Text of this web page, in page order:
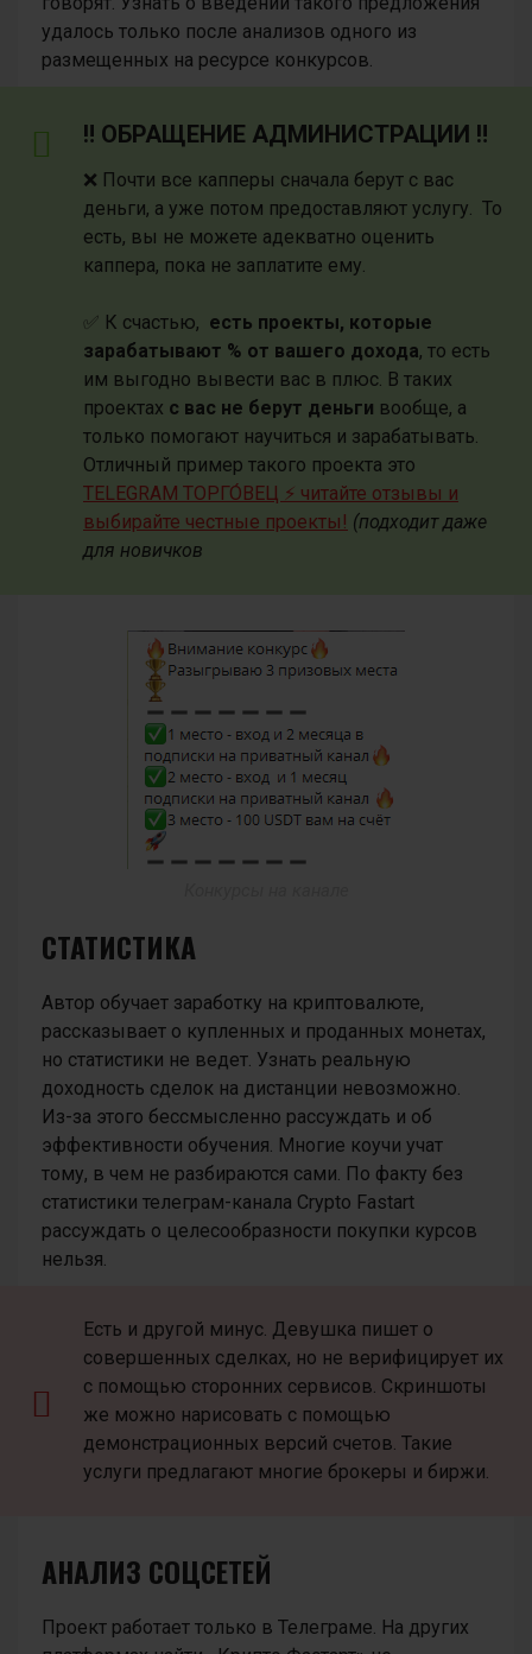
удалось только после анализов одного из
размещенных на ресурсе конкурсов.
‼️ ОБРАЩЕНИЕ АДМИНИСТРАЦИИ ‼️
❌ Почти все капперы сначала берут с вас
деньги, а уже потом предоставляют услугу. То
есть, вы не можете адекватно оценить
каппера, пока не заплатите ему.
✅ К счастью, есть проекты, которые
зарабатывают % от вашего дохода, то есть
им выгодно вывести вас в плюс. В таких
проектах с вас не берут деньги вообще, а
только помогают научиться и зарабатывать.
Отличный пример такого проекта это
TELEGRAM ТОРГО́ВЕЦ ⚡️ читайте отзывы и
выбирайте честные проекты! (подходит даже
для новичков
СТАТИСТИКА
Автор обучает заработку на криптовалюте,
рассказывает о купленных и проданных монетах,
но статистики не ведет. Узнать реальную
доходность сделок на дистанции невозможно.
Из-за этого бессмысленно рассуждать и об
эффективности обучения. Многие коучи учат
тому, в чем не разбираются сами. По факту без
статистики телеграм-канала Crypto Fastart
рассуждать о целесообразности покупки курсов
нельзя.
Есть и другой минус. Девушка пишет о
совершенных сделках, но не верифицирует их
с помощью сторонних сервисов. Скриншоты
же можно нарисовать с помощью
демонстрационных версий счетов. Такие
услуги предлагают многие брокеры и биржи.
АНАЛИЗ СОЦСЕТЕЙ
Проект работает только в Телеграме. На других